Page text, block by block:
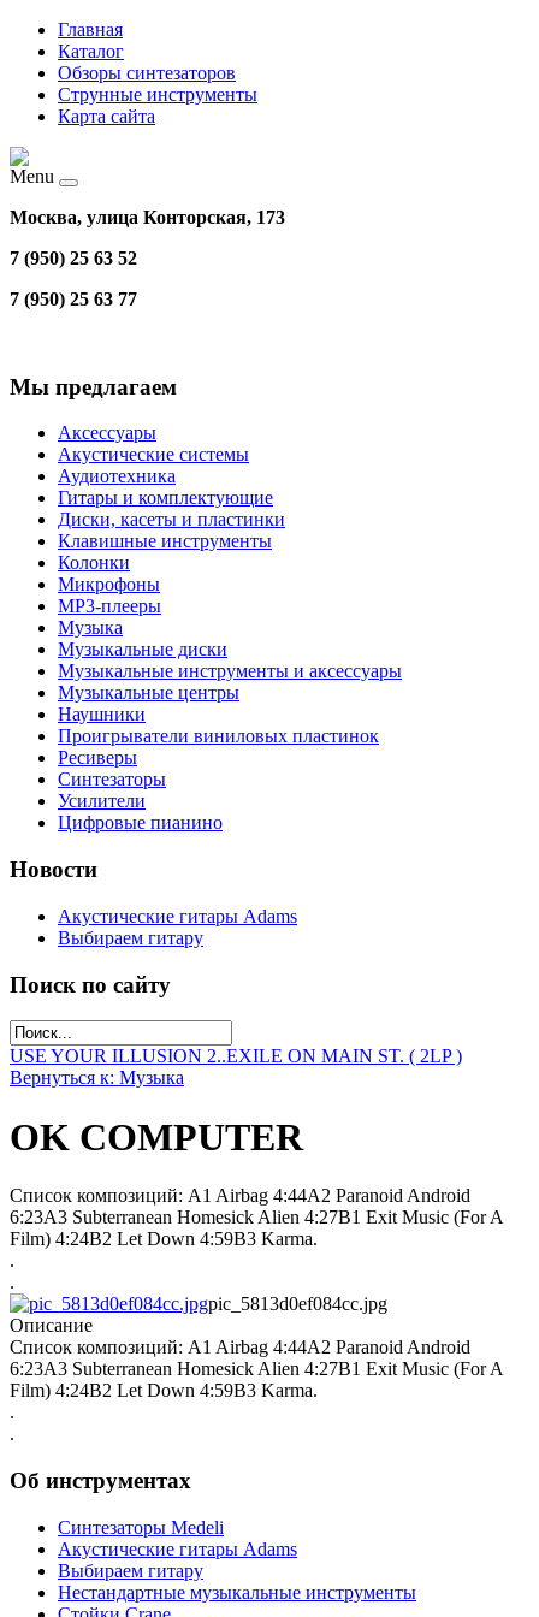
Главная
Каталог
Обзоры синтезаторов
Струнные инструменты
Карта сайта
Menu
Москва, улица Конторская, 173
7 (950) 25 63 52
7 (950) 25 63 77
Мы предлагаем
Аксессуары
Акустические системы
Аудиотехника
Гитары и комплектующие
Диски, касеты и пластинки
Клавишные инструменты
Колонки
Микрофоны
МР3-плееры
Музыка
Музыкальные диски
Музыкальные инструменты и аксессуары
Музыкальные центры
Наушники
Проигрыватели виниловых пластинок
Ресиверы
Синтезаторы
Усилители
Цифровые пианино
Новости
Акустические гитары Adams
Выбираем гитару
Поиск по сайту
USE YOUR ILLUSION 2..EXILE ON MAIN ST. ( 2LP )
Вернуться к: Музыка
OK COMPUTER
Список композиций: A1 Airbag 4:44A2 Paranoid Android
6:23A3 Subterranean Homesick Alien 4:27B1 Exit Music (For A
Film) 4:24B2 Let Down 4:59B3 Karma.
.
.
pic_5813d0ef084cc.jpg
Описание
Список композиций: A1 Airbag 4:44A2 Paranoid Android
6:23A3 Subterranean Homesick Alien 4:27B1 Exit Music (For A
Film) 4:24B2 Let Down 4:59B3 Karma.
.
.
Об инструментах
Синтезаторы Мedeli
Акустические гитары Adams
Выбираем гитару
Нестандартные музыкальные инструменты